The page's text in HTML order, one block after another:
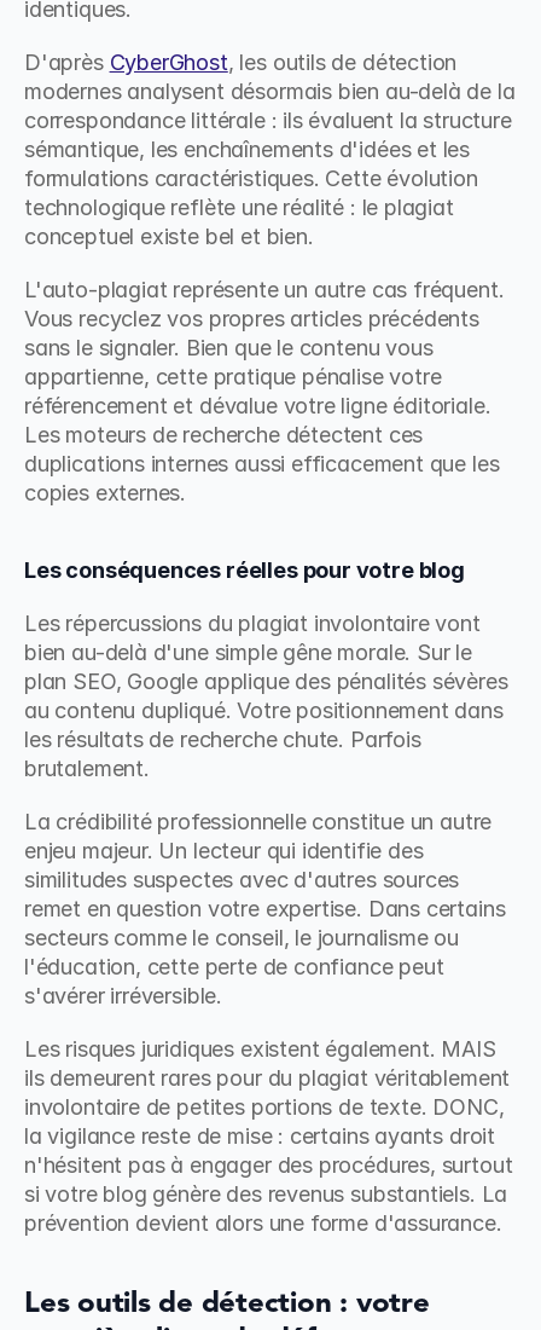
identiques.
D'après CyberGhost, les outils de détection
modernes analysent désormais bien au-delà de la
correspondance littérale : ils évaluent la structure
sémantique, les enchaînements d'idées et les
formulations caractéristiques. Cette évolution
technologique reflète une réalité : le plagiat
conceptuel existe bel et bien.
L'auto-plagiat représente un autre cas fréquent.
Vous recyclez vos propres articles précédents
sans le signaler. Bien que le contenu vous
appartienne, cette pratique pénalise votre
référencement et dévalue votre ligne éditoriale.
Les moteurs de recherche détectent ces
duplications internes aussi efficacement que les
copies externes.
Les conséquences réelles pour votre blog
Les répercussions du plagiat involontaire vont
bien au-delà d'une simple gêne morale. Sur le
plan SEO, Google applique des pénalités sévères
au contenu dupliqué. Votre positionnement dans
les résultats de recherche chute. Parfois
brutalement.
La crédibilité professionnelle constitue un autre
enjeu majeur. Un lecteur qui identifie des
similitudes suspectes avec d'autres sources
remet en question votre expertise. Dans certains
secteurs comme le conseil, le journalisme ou
l'éducation, cette perte de confiance peut
s'avérer irréversible.
Les risques juridiques existent également. MAIS
ils demeurent rares pour du plagiat véritablement
involontaire de petites portions de texte. DONC,
la vigilance reste de mise : certains ayants droit
n'hésitent pas à engager des procédures, surtout
si votre blog génère des revenus substantiels. La
prévention devient alors une forme d'assurance.
Les outils de détection : votre